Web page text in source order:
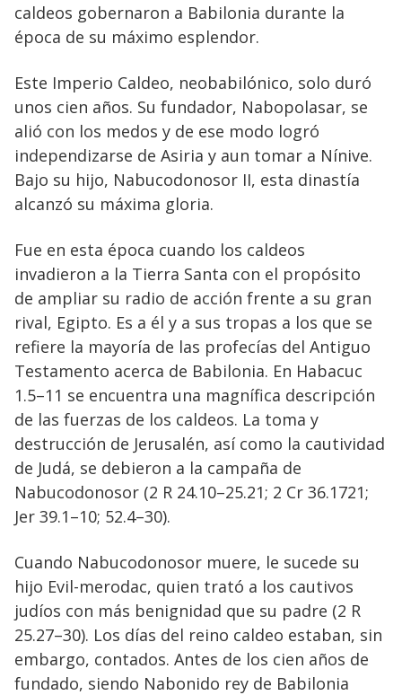
caldeos gobernaron a Babilonia durante la
época de su máximo esplendor.
Este Imperio Caldeo, neobabilónico, solo duró
unos cien años. Su fundador, Nabopolasar, se
alió con los medos y de ese modo logró
independizarse de Asiria y aun tomar a Nínive.
Bajo su hijo, Nabucodonosor II, esta dinastía
alcanzó su máxima gloria.
Fue en esta época cuando los caldeos
invadieron a la Tierra Santa con el propósito
de ampliar su radio de acción frente a su gran
rival, Egipto. Es a él y a sus tropas a los que se
refiere la mayoría de las profecías del Antiguo
Testamento acerca de Babilonia. En Habacuc
1.5–11 se encuentra una magnífica descripción
de las fuerzas de los caldeos. La toma y
destrucción de Jerusalén, así como la cautividad
de Judá, se debieron a la campaña de
Nabucodonosor (2 R 24.10–25.21; 2 Cr 36.1721;
Jer 39.1–10; 52.4–30).
Cuando Nabucodonosor muere, le sucede su
hijo Evil-merodac, quien trató a los cautivos
judíos con más benignidad que su padre (2 R
25.27–30). Los días del reino caldeo estaban, sin
embargo, contados. Antes de los cien años de
fundado, siendo Nabonido rey de Babilonia